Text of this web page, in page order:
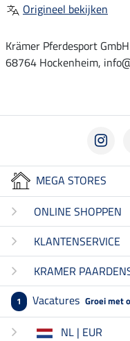
Origineel bekijken
Krämer Pferdesport
68764 Hockenheim,
MEGA STORES
ONLINE SHOPPEN
KLANTENSERVICE
KRAMER
1 Vacatures Groei met
NL | EUR